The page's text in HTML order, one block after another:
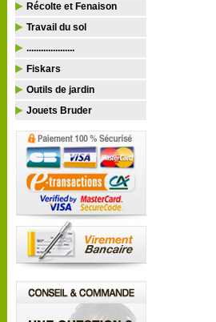
Récolte et Fenaison
Travail du sol
....................
Fiskars
Outils de jardin
Jouets Bruder